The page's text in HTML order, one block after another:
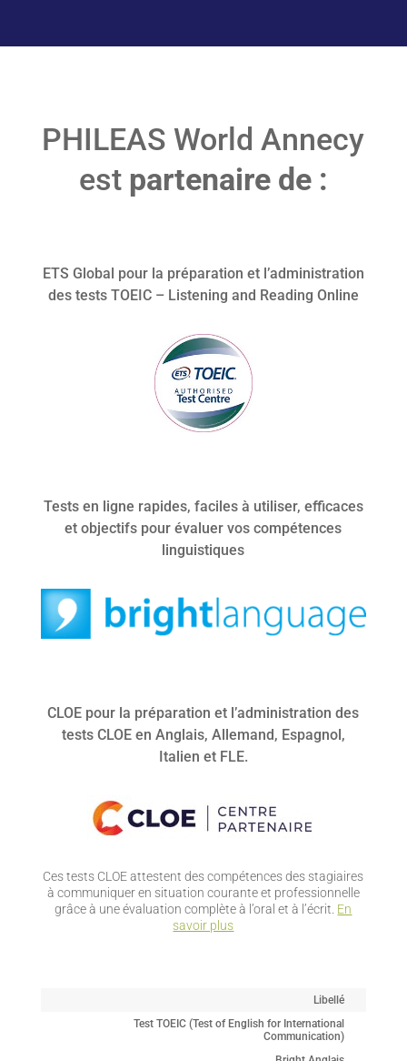
PHILEAS World Annecy
est partenaire de :
ETS Global pour la préparation et l’administration
des tests TOEIC – Listening and Reading Online
Tests en ligne rapides, faciles à utiliser, efficaces
et objectifs pour évaluer vos compétences
linguistiques
CLOE pour la préparation et l’administration des
tests CLOE en Anglais, Allemand, Espagnol,
Italien et FLE.
Ces tests CLOE attestent des compétences des stagiaires
à communiquer en situation courante et professionnelle
grâce à une évaluation complète à l’oral et à l’écrit. En
savoir plus
Libellé
Test TOEIC (Test of English for International
Communication)